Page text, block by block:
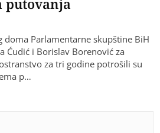
doma Parlamentarne skupštine BiH
Ćudić i Borislav Borenović za
za tri godine potrošili su
p…